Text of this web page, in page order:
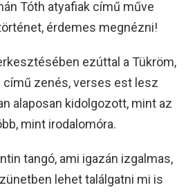
Tóth atyafiak című műve
érdemes megnézni!
ezúttal a Tükröm,
zenés, verses est lesz
alaposan kidolgozott, mint az
mint irodalomóra.
tangó, ami igazán izgalmas,
lehet találgatni mi is